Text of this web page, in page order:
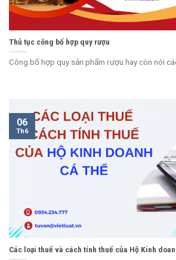
Thủ tục công bố hợp quy rượu
Công bố hợp quy sản phẩm rượu hay còn nói
Các loại thuế và cách tính thuế của Hộ Kinh
06
Th6